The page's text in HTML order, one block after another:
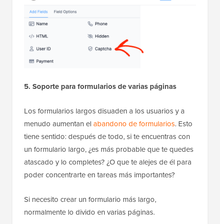
5. Soporte para formularios de varias páginas
Los formularios largos disuaden a los usuarios y a
menudo aumentan elabandono de formularios. Esto
tiene sentido: después de todo, si te encuentras con
un formulario largo, ¿es más probable que te quedes
atascado y lo completes? ¿O que te alejes de él para
poder concentrarte en tareas más importantes?
Si necesito crear un formulario más largo,
normalmente lo divido en varias páginas.